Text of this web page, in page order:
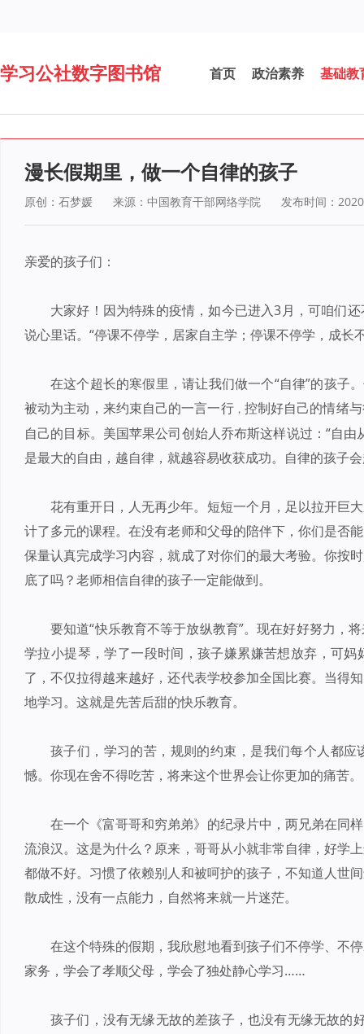
学习公社数字图书馆 首页 政治素养 基础教
漫长假期里，做一个自律的孩子
原创： 石梦媛 来源：中国教育干部网络学院 发布时间：
亲爱的孩子们：
大家好！因为特殊的疫情，如今已进入3月，可咱们
说心里话。“停课不停学，居家自主学；停课不停学，成长
在这个超长的寒假里，请让我们做一个“自律”的孩子
被动为主动，来约束自己的一言一行， 控制好自己的情绪
自己的目标。美国苹果公司创始人乔布斯这样说过：“自
是最大的自由，越自律，就越容易收获成功。自律的孩子
花有重开日，人无再少年。短短一个月，足以拉开巨
计了多元的课程。在没有老师和父母的陪伴下，你们是否
保量认真完成学习内容，就成了对你们的最大考验。你按
底了吗？老师相信自律的孩子一定能做到。
要知道“快乐教育不等于放纵教育”。现在好好努力，
学拉小提琴，学了一段时间，孩子嫌累嫌苦想放弃，可
了，不仅拉得越来越好，还代表学校参加全国比赛。当得
地学习。这就是先苦后甜的快乐教育。
孩子们，学习的苦，规则的约束，是我们每个人都
憾。你现在舍不得吃苦，将来这个世界会让你更加的痛苦。
在一个《富哥哥和穷弟弟》的纪录片中，两兄弟在同
流浪汉。这是为什么？原来，哥哥从小就非常自律，好学
都做不好。习惯了依赖别人和被呵护的孩子，不知道人世
散成性，没有一点能力，自然将来就一片迷茫。
在这个特殊的假期，我欣慰地看到孩子们不停学、不
家务，学会了孝顺父母，学会了独处静心学习……
孩子们，没有无缘无故的差孩子，也没有无缘无故的